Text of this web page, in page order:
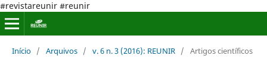
#revistareunir #reunir
Início / Arquivos / v. 6 n. 3 (2016): REUNIR / Artigos científicos